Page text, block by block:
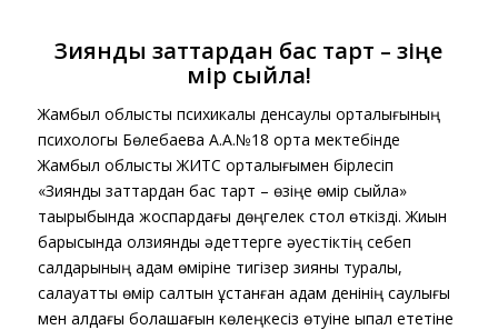
Зиянды заттардан бас тарт – өзіңе
өмір сыйла!
Жамбыл облыстық психикалық денсаулық орталығының
психологы Бөлебаева А.А.№18 орта мектебінде
Жамбыл облыстық ЖИТС орталығымен бірлесіп
«Зиянды заттардан бас тарт – өзіңе өмір сыйла»
тақырыбында жоспардағы дөңгелек стол өткізді. Жиын
барысында олзиянды әдеттерге әуестіктің себеп
салдарының адам өміріне тигізер зияны туралы,
салауатты өмір салтын ұстанған адам денінің саулығы
мен алдағы болашағын көлеңкесіз өтуіне ықпал ететіне